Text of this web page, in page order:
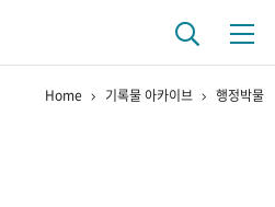
Home 기록물 아카이브 행정박물